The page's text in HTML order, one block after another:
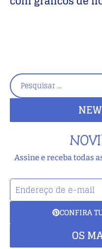
Assine e receba todas
CONFIRA
OS